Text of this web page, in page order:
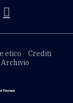
etico
Crediti
Archivio